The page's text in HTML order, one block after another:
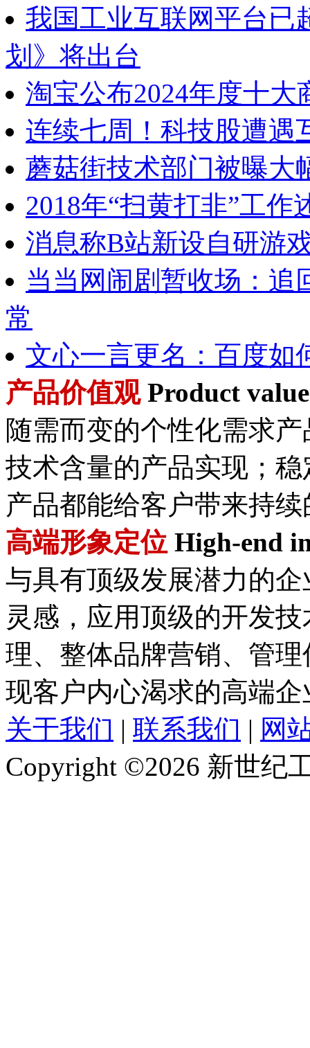
我国工业互联网平台已
划》将出台
淘宝公布2024年度十大
连续七周！科技股遭遇
蘑菇街技术部门被曝大
2018年“扫黄打非”工
消息称B站新设自研游
当当网闹剧暂收场：追
常
文心一言更名：百度如
产品价值观Product
随需而变的个性化需求
技术含量的产品实现；
产品都能给客户带来持
高端形象定位 High-end
与具有顶级发展潜力的
灵感，应用顶级的开发
理、整体品牌营销、管
现客户内心渴求的高端
关于我们 | 联系我们 | 网
Copyright ©2026 新世纪